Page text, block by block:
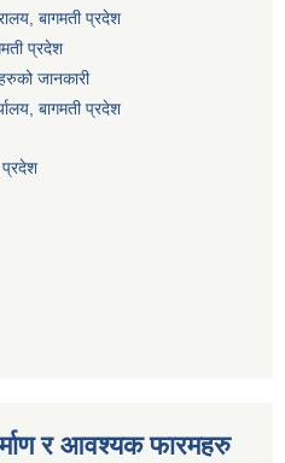
बागमती प्रदेश
प्रदेश
जानकारी
बागमती प्रदेश
प्रदेश
र आवश्यक फारमहरु